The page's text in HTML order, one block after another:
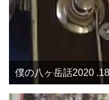
僕の八ヶ岳話2020 .18